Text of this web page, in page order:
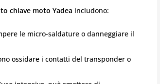
chiave moto Yadea includono:
le micro-saldature o danneggiare il
ossidare i contatti del transponder o